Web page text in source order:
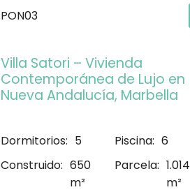
PON03
Villa Satori – Vivienda
Contemporánea de Lujo en
Nueva Andalucía, Marbella
Dormitorios: 5 Piscina: 6
Construido: 650
m²
Parcela: 1.014
m²